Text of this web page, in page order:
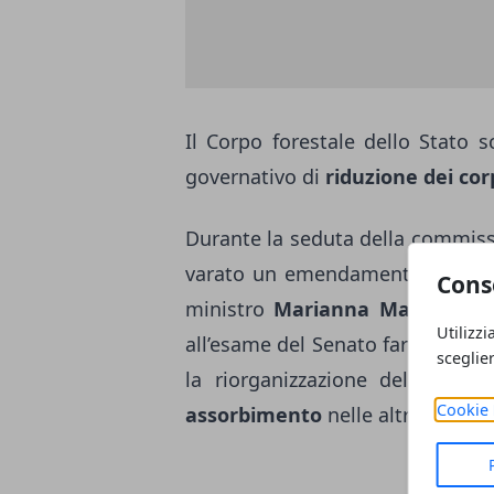
Cookie
Il Corpo forestale dello Stato
governativo di riduzione dei
Durante la seduta della
varato un emendamento del
ministro Marianna Madia
all’esame del Senato farà
la riorganizzazione del
assorbimento nelle altre forze".